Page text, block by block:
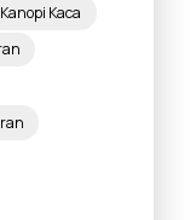
Kanopi Kaca